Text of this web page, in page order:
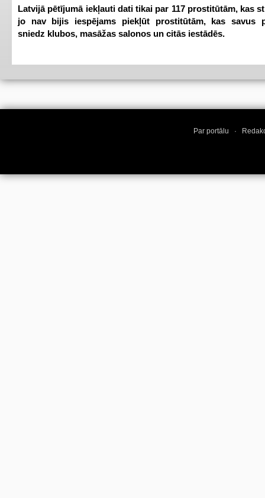
Latvijā pētījumā iekļauti dati tikai par 117 prostitūtām, kas
jo nav bijis iespējams piekļūt prostitūtām, kas savus
sniedz klubos, masāžas salonos un citās iestādēs.
Par portālu ·